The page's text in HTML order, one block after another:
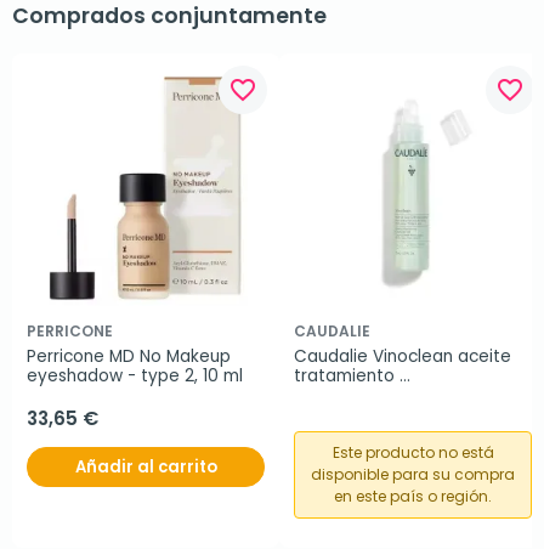
Comprados conjuntamente
favorite_border
PERRICONE
Perricone MD No Makeup
eyeshadow - type 2, 10 ml
33,65 €
Añadir al carrito
favorite_border
CAUDALIE
Caudalie Vinoclean aceite
tratamiento
Este producto no está
disponible para su compra
en este país o región.